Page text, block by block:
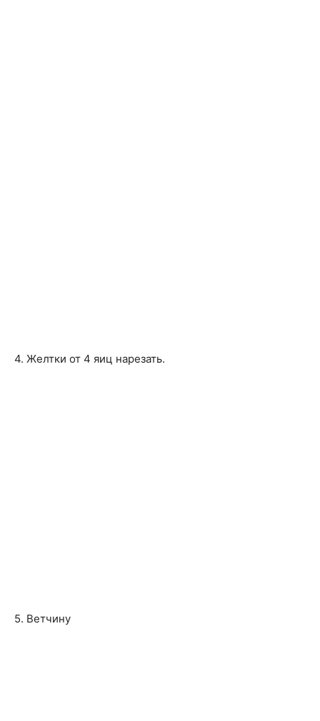
4. Желтки от 4 яиц нарезать.
5. Ветчину